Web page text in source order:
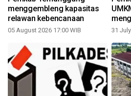
menggembleng kapasitas
relawan kebencanaan
05 August 2026 17:00 WIB 31